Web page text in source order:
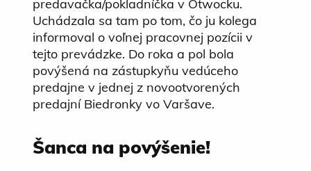
predavačka/pokladníčka v Otwocku.
Uchádzala sa tam po tom, čo ju kolega
informoval o voľnej pracovnej pozícii v
tejto prevádzke. Do roka a pol bola
povýšená na zástupkyňu vedúceho
predajne v jednej z novootvorených
predajní Biedronky vo Varšave.
Šanca na povýšenie!